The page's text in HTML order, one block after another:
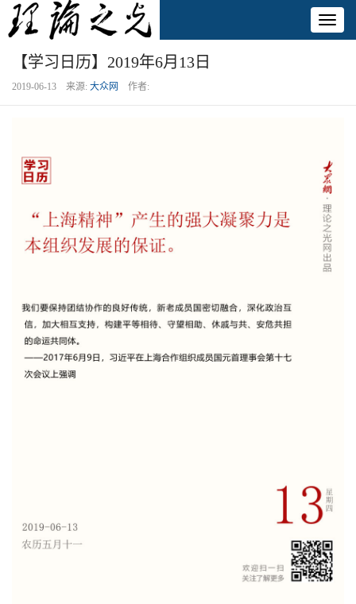
【学习日历】2019年6月13日
2019-06-13 来源: 大众网 作者: